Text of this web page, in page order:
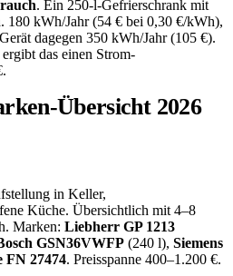
. Ein 250-l-Gefrierschrank mit
180 kWh/Jahr (54 € bei 0,30 €/kWh),
dagegen 350 kWh/Jahr (105 €).
das einen Strom-
Übersicht 2026
in Keller,
Küche. Übersichtlich mit 4–8
Marken: Liebherr GP 1213
GSN36VWFP (240 l), Siemens
FN 27474. Preisspanne 400–1.200 €.